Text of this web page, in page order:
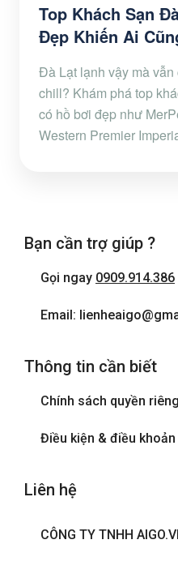
Top Khách Sạn
Đẹp Khiến Ai
Đà Lạt lạnh vậy mà
chill? Khám phá top
có hồ bơi đẹp như
Western Premier
Bạn cần trợ giúp ?
Gọi ngay 0909.914.386
Email:
Thông tin cần biết
Chính sách quyền
Điều kiện & điều khoản
Liên hệ
CÔNG TY TNHH